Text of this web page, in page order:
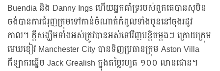
Buendia និង Danny Ings ហើយអ្នកគាំទ្ររបស់ពួកគេបានសុបិន
ចង់បានការជំរុញក្រុមទៅកាន់ចំណាត់កំពូលទាំងបួននៅចុងរដូវ
កាល។ ក្តីសង្ឃឹមទាំងអស់ត្រូវបានអស់ទៅវិញបន្ដិចម្ដងៗ ក្រោយក្រុម
មេឃខៀវ Manchester City បានទិញប្រធានក្រុម Aston Villa
កីឡាករឆ្នើម Jack Grealish ក្នុងតម្លៃរហូត ១០០ លានផោន។